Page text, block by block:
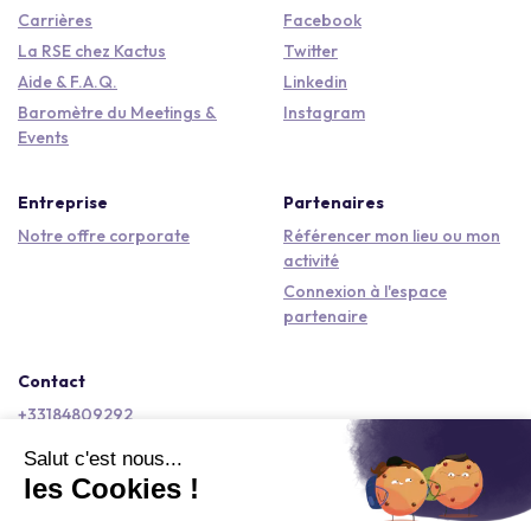
Carrières
La RSE chez Kactus
Aide & F.A.Q.
Baromètre du Meetings &
Events
Facebook
Twitter
Linkedin
Instagram
Entreprise
Notre offre corporate
Partenaires
Référencer mon lieu ou mon
activité
Connexion à l'espace
partenaire
Contact
+33184809292